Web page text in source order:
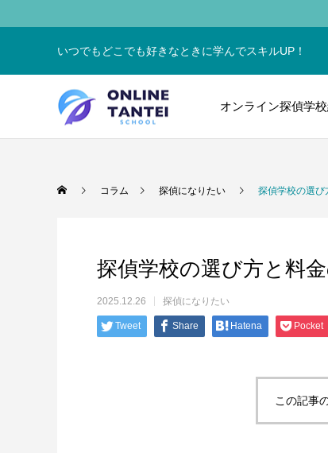
いつでもどこでも好きなときに学んでスキルUP！
オンライン探偵学
コラム 探偵になりたい 探偵学校の選び
探偵学校の選び方と料
2025.12.26 探偵になりたい
Tweet Share Hatena Pocket
この記事